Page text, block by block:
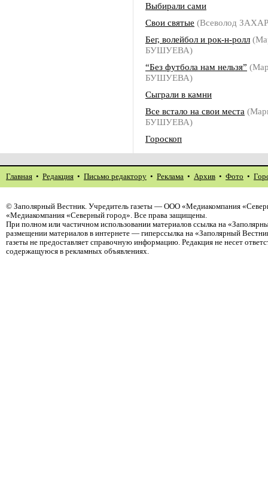
Выбирали сами
Свои святые (Всеволод
Бег, волейбол и рок-н-ролл
БУШУЕВА)
“Без футбола нам нельзя”
БУШУЕВА)
Сыграли в камни
Все встало на свои места
БУШУЕВА)
Гороскоп
Главная • Редакция • Письмо редактору • Реклама • Архив • Фото •
© Заполярный Вестник. Учредитель газеты — ООО «Медиакомпания
«Медиакомпания «Северный город». Все права защищены.
При полном или частичном использовании материалов ссылка на
размещении материалов в интернете — гиперссылка на «Заполярный
газеты не предоставляет справочную информацию. Редакция не несет
содержащуюся в рекламных объявлениях.